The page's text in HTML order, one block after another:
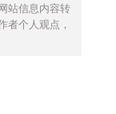
站信息内容转
者个人观点，